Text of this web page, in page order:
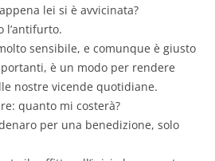
lei si è avvicinata?
l’antifurto.
sensibile, e comunque è giusto
è un modo per rendere
nostre vicende quotidiane.
quanto mi costerà?
per una benedizione, solo